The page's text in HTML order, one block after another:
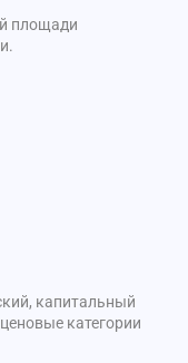
площади
капитальный
категории